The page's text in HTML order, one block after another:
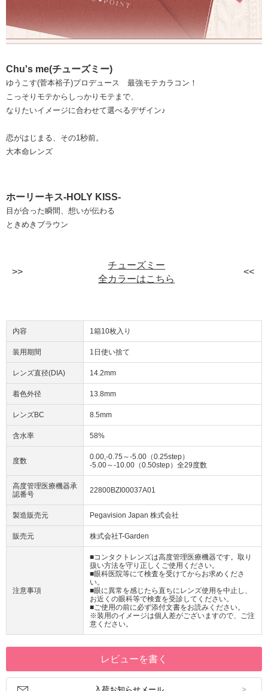
Chu's me(チューズミー)
ゆうこす(菅本裕子)プロデュース 最強モテカラコン！
こっそりモテからしっかりモテまで、
なりたいイメージに合わせて選べるデザイン♪
恋がはじまる、その1秒前。
大本命レンズ
ホーリーキス-HOLY KISS-
目が合った瞬間、想いが伝わる
ときめきブラウン
チューズミー
全カラーはこちら
内容 1箱10枚入り
装用期間 1日使い捨て
レンズ直径(DIA) 14.2mm
着色外径 13.8mm
レンズBC 8.5mm
含水率 58%
度数
0.00,-0.75～-5.00（0.25step）
-5.00～-10.00（0.50step）全29度数
高度管理医療機器承
認番号
22800BZI00037A01
製造販売元 Pegavision Japan 株式会社
販売元 株式会社T-Garden
注意事項
■コンタクトレンズは高度管理医療機器です。取り
扱い方法を守り正しくご使用ください。
■眼科医院等にて検査を受けてからお求めくださ
い。
■眼に異常を感じたら直ちにレンズ使用を中止し、
お近くの眼科等で検査を受診してください。
■ご使用の前に必ず添付文書をお読みください。
※装用のイメージは個人差がございますので、ご注
意ください。
レビューを書く